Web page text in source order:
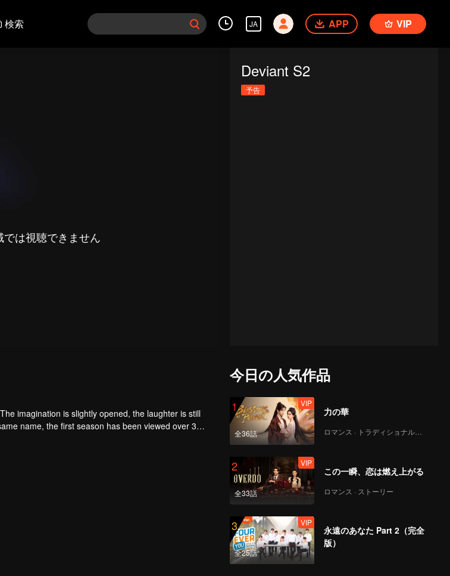
検索 JA APP VIP
は視聴できません
Deviant S2
予告
imagination is slightly opened, the laughter is still
name, the first season has been viewed over 3
今日の人気作品
1
全36話
VIP
力の華
ロマンス · トラディショナル・コスチューム
2
全33話
VIP
この一瞬、恋は燃え上がる
ロマンス · ストーリー
3
全25話
VIP
永遠のあなた Part 2（完全
版）